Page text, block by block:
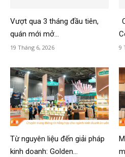
Vượt qua 3 tháng đầu tiên,
quán mới mở...
19 Tháng 6, 2026 9
Từ nguyên liệu đến giải pháp
kinh doanh: Golden...